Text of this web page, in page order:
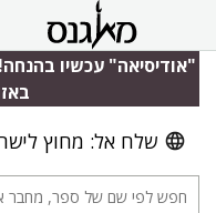
"אודיסיאה" עכשיו
שלח אל: מחוץ